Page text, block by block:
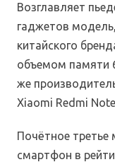
Возглавляет
гаджетов
китайского
объемом памяти
же
Xiaomi Redmi
Почётное
смартфон в